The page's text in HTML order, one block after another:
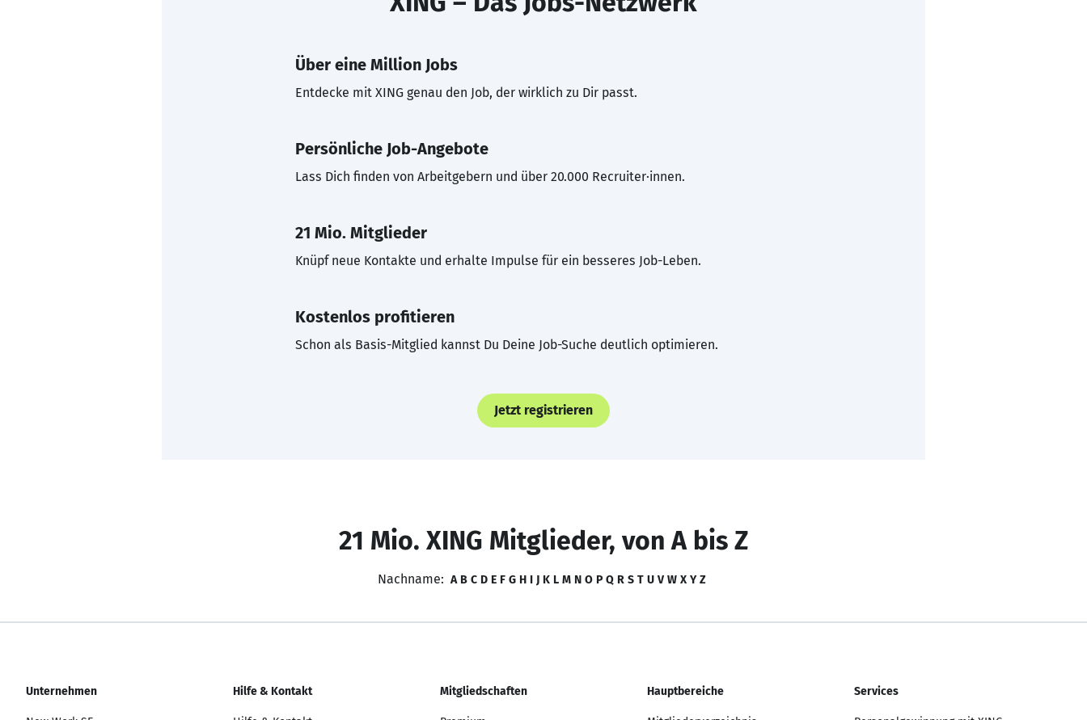
Über eine Million Jobs
Entdecke mit XING genau den Job, der wirklich zu Dir passt.
Persönliche Job-Angebote
Lass Dich finden von Arbeitgebern und über 20.000 Recruiter·innen.
21 Mio. Mitglieder
Knüpf neue Kontakte und erhalte Impulse für ein besseres Job-Leben.
Kostenlos profitieren
Schon als Basis-Mitglied kannst Du Deine Job-Suche deutlich optimieren.
Jetzt registrieren
21 Mio. XING Mitglieder, von A bis Z
Nachname: A B C D E F G H I J K L M N O P Q R S T U V W X Y Z
Unternehmen Hilfe & Kontakt Mitgliedschaften Hauptbereiche Services